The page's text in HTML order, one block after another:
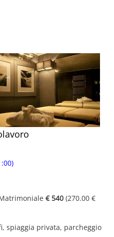
€ 540 (270.00 €
spiaggia privata, parcheggio